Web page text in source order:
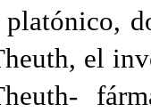
platónico,
el